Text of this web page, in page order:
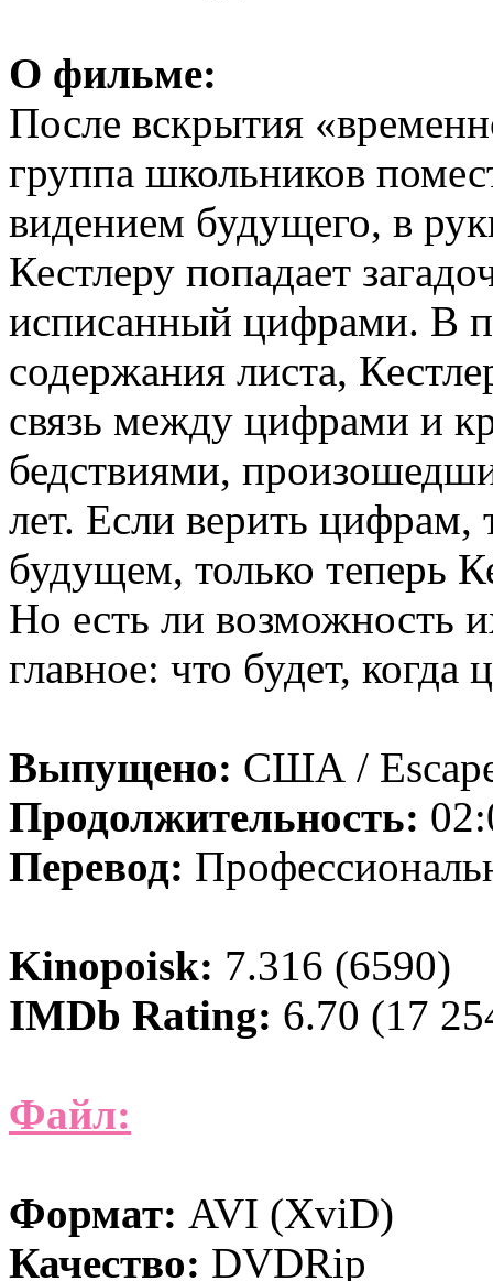
О фильме:
После вскрытия
группа школьников
видением будущего, в
Кестлеру попадает
исписанный цифрами. В
содержания листа,
связь между цифрами и
бедствиями,
лет. Если верить цифрам,
будущем, только теперь
Но есть ли возможность
главное: что будет,
Выпущено: США /
Продолжительность:
Перевод:
Kinopoisk: 7.316 (6590)
IMDb Rating: 6.70 (17
Файл:
Формат: AVI (XviD)
Качество: DVDRip